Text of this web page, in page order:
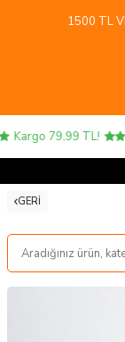
1500 TL
Kargo 79,99 TL!
GERI